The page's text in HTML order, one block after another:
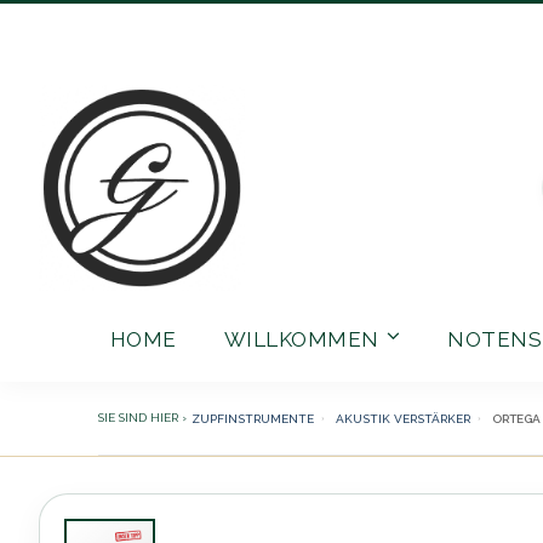
HOME WILLKOMMEN
ZUPFINSTRUMENTE AKUSTIK VERSTÄRKER